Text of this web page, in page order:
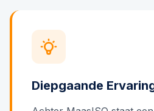
Diepgaande